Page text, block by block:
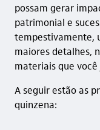
possam gerar
patrimonial e
tempestivamente,
maiores detalhes,
materiais que você
A seguir estão as
quinzena: